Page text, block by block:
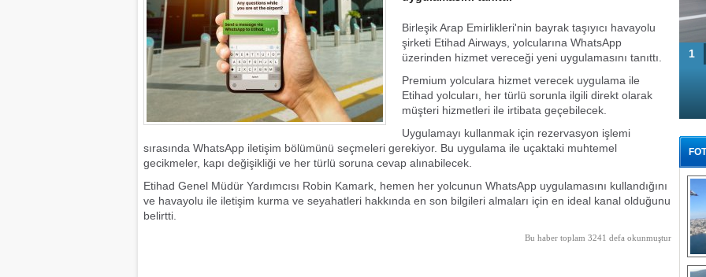
Birleşik Arap Emirlikleri'nin bayrak taşıyıcı havayolu
şirketi Etihad Airways, yolcularına WhatsApp
üzerinden hizmet vereceği yeni uygulamasını tanıttı.
Premium yolculara hizmet verecek uygulama ile
Etihad yolcuları, her türlü sorunla ilgili direkt olarak
müşteri hizmetleri ile irtibata geçebilecek.
Uygulamayı kullanmak için rezervasyon işlemi
sırasında WhatsApp iletişim bölümünü seçmeleri gerekiyor. Bu uygulama ile uçaktaki muhtemel
gecikmeler, kapı değişikliği ve her türlü soruna cevap alınabilecek.
Etihad Genel Müdür Yardımcısı Robin Kamark, hemen her yolcunun WhatsApp uygulamasını kullandığını
ve havayolu ile iletişim kurma ve seyahatleri hakkında en son bilgileri almaları için en ideal kanal olduğunu
belirtti.
Bu haber toplam 3241 defa okunmuştur
1